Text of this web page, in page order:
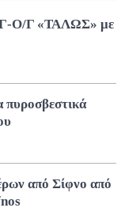
Γ-Ο/Γ «ΤΑΛΩΣ» με
από Σίφνο από